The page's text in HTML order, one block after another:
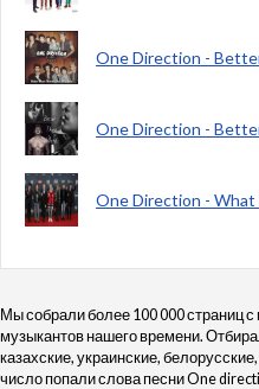
One Direction -
One Direction -
One Direction - What
Мы собрали более 100 000 страниц
музыкантов нашего времени.
казахские, украинские,
число попали слова песни One